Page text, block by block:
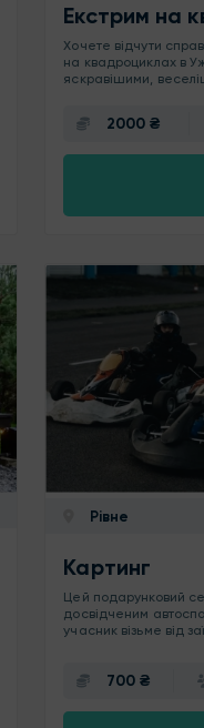
Екстрим на
Хочете відчути
на квадроциклах в
яскравішими,
2000 ₴
Рівне
Картинг
Цей подарунковий
досвідченим
учасник візьме від
700 ₴